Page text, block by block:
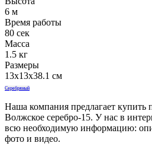
6 м
Время работы
80 сек
Масса
1.5 кг
Размеры
13x13x38.1 см
Серебряный
Наша компания предлагает купить
Волжское серебро-15. У нас в
всю необходимую информацию:
фото и видео.